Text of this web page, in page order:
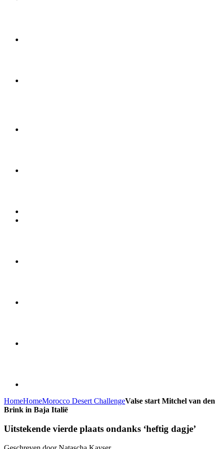
HomeHomeMorocco Desert ChallengeValse start Mitchel van den
Brink in Baja Italië
Uitstekende vierde plaats ondanks ‘heftig dagje’